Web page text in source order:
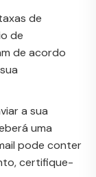
de
de
de acordo
a sua
uma
pode conter
certifique-